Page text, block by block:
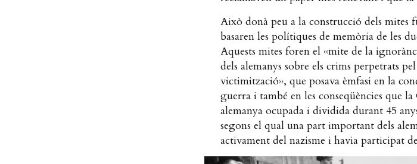
Això donà peu a la construcció dels mites
basaren les polítiques de memòria de les
Aquests mites foren el ‹‹mite de la
dels alemanys sobre els crims perpetrats
victimització››, que posava èmfasi en la
guerra i també en les conseqüències que
alemanya ocupada i dividida durant 45
segons el qual una part important dels
activament del nazisme i havia participat